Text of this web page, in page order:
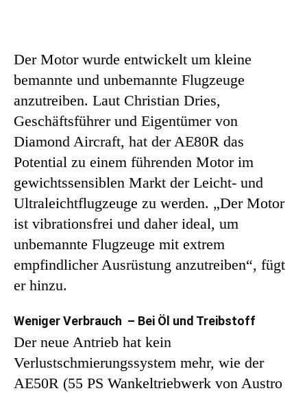
Der Motor wurde entwickelt um kleine
bemannte und unbemannte Flugzeuge
anzutreiben. Laut Christian Dries,
Geschäftsführer und Eigentümer von
Diamond Aircraft, hat der AE80R das
Potential zu einem führenden Motor im
gewichtssensiblen Markt der Leicht- und
Ultraleichtflugzeuge zu werden. „Der Motor
ist vibrationsfrei und daher ideal, um
unbemannte Flugzeuge mit extrem
empfindlicher Ausrüstung anzutreiben“, fügt
er hinzu.
Weniger Verbrauch – Bei Öl und Treibstoff
Der neue Antrieb hat kein
Verlustschmierungssystem mehr, wie der
AE50R (55 PS Wankeltriebwerk von Austro